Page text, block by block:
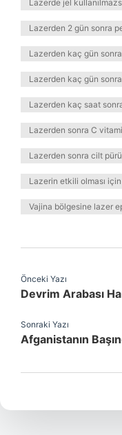
Lazerde jel
Lazerden 2 gün sonra
Lazerden kaç gün sonra
Lazerden kaç gün
Lazerden kaç saat
Lazerden sonra C
Lazerden sonra cilt
Lazerin etkili olması için
Vajina bölgesine lazer
Önceki Yazı
Devrim Arabası
Sonraki Yazı
Afganistanın